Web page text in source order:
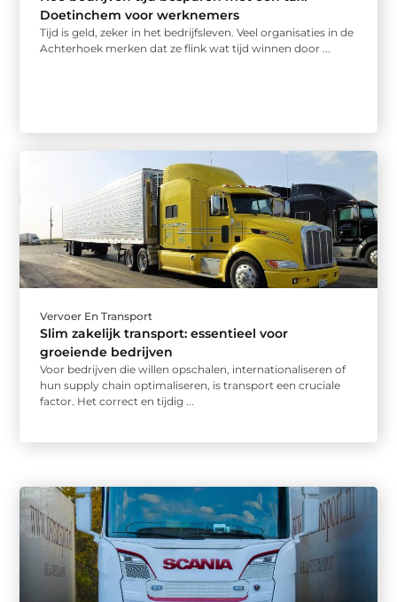
Doetinchem voor werknemers
Tijd is geld, zeker in het bedrijfsleven. Veel organisaties in de
Achterhoek merken dat ze flink wat tijd winnen door ...
Vervoer En Transport
Slim zakelijk transport: essentieel voor
groeiende bedrijven
Voor bedrijven die willen opschalen, internationaliseren of
hun supply chain optimaliseren, is transport een cruciale
factor. Het correct en tijdig ...